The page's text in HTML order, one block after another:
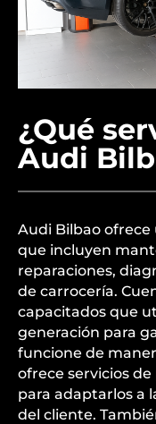
¿Qué
Audi
Audi Bilbao ofrece
que incluyen
reparaciones,
de carrocería.
capacitados que
generación para
funcione de
ofrece servicios
para adaptarlos a
del cliente.